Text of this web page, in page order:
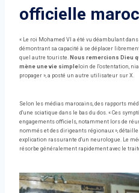
officielle
« Le roi Mohamed VI a été vu déambulant
démontrant sa capacité à se déplacer
quel autre touriste. Nous remercions Dieu
mène une vie simple loin de l'ostentation,
propager », a posté un autre utilisateur sur X.
Selon les médias marocains, des rapports
d'une sciatique dans le bas du dos. « Ces
engagements officiels, notamment lors de
nommés et des dirigeants régionaux »,
explication rassurante d'un neurologue. Le
résorbe généralement rapidement avec le